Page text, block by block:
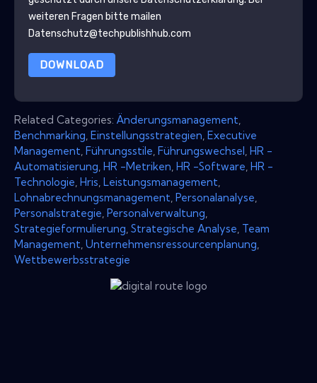
weiteren Fragen bitte mailen
Datenschutz@techpublishhub.com
DOWNLOAD
Related Categories: Änderungsmanagement
Benchmarking Einstellungsstrategien Executive
Management Führungsstile Führungswechsel HR -
Automatisierung HR -Metriken HR -Software HR -
Technologie Hris Leistungsmanagement
Lohnabrechnungsmanagement Personalanalyse
Personalstrategie Personalverwaltung
Strategieformulierung Strategische Analyse Team
Management Unternehmensressourcenplanung
Wettbewerbsstrategie